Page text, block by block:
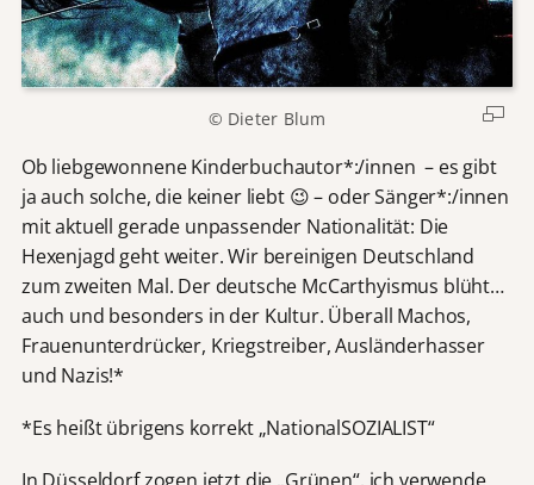
© Dieter Blum
Ob liebgewonnene Kinderbuchautor*:/innen – es gibt
ja auch solche, die keiner liebt 😉 – oder Sänger*:/innen
mit aktuell gerade unpassender Nationalität: Die
Hexenjagd geht weiter. Wir bereinigen Deutschland
zum zweiten Mal. Der deutsche McCarthyismus blüht…
auch und besonders in der Kultur. Überall Machos,
Frauenunterdrücker, Kriegstreiber, Ausländerhasser
und Nazis!*
*Es heißt übrigens korrekt „NationalSOZIALIST“